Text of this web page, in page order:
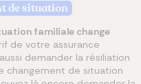
de situation
familiale change
de votre assurance
demander la résiliation
changement de situation